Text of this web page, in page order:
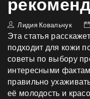
Лидия Ковальчук
Эта статья
подходит для кожи
советы по выбору
интересными
правильно
её молодость и